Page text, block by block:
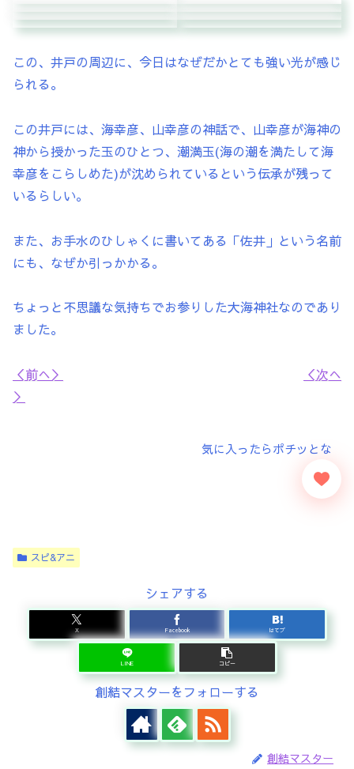
この、井戸の周辺に、今日はなぜだかとても強い光が感じ
られる。
この井戸には、海幸彦、山幸彦の神話で、山幸彦が海神の
神から授かった玉のひとつ、潮満玉(海の潮を満たして海
幸彦をこらしめた)が沈められているという伝承が残って
いるらしい。
また、お手水のひしゃくに書いてある「佐井」という名前
にも、なぜか引っかかる。
ちょっと不思議な気持ちでお参りした大海神社なのであり
ました。
＜前へ＞
＜次へ
＞
スピ&アニ
シェアする
X Facebook はてブ
LINE コピー
創結マスターをフォローする
創結マスター